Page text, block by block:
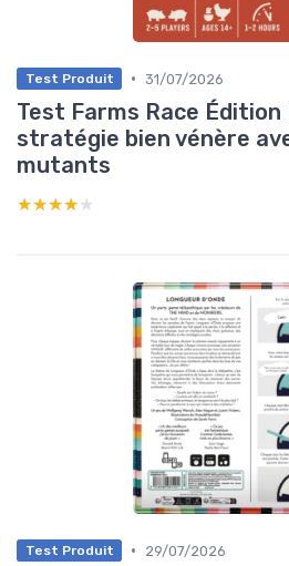
Test Produit • 31/07/2026
Test Farms Race Édition
stratégie bien vénère
mutants
★★★★★
★★★★★
Test Produit • 29/07/2026